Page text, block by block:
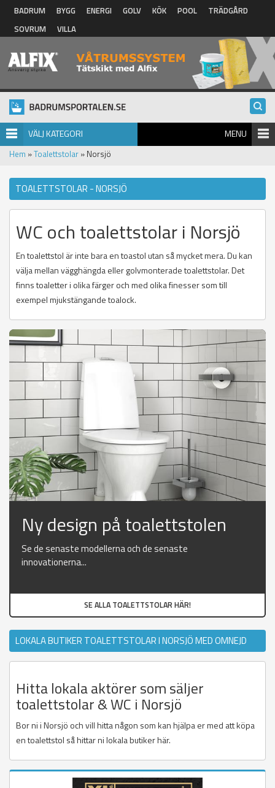
Hoppa till huvudinnehåll
BADRUM BYGG ENERGI GOLV KÖK POOL
TRÄDGÅRD
SOVRUM
VILLA
VÄLJ KATEGORI MENU
Hem »Toalettstolar » Norsjö
TOALETTSTOLAR - NORSJÖ
WC och toalettstolar i Norsjö
En toalettstol är inte bara en toastol utan så mycket mera. Du kan
välja mellan vägghängda eller golvmonterade toalettstolar. Det
finns toaletter i olika färger och med olika finesser som till
exempel mjukstängande toalock.
Ny design på toalettstolen
Se de senaste modellerna och de senaste
innovationerna...
SE ALLA TOALETTSTOLAR HÄR!
LOKALA BUTIKER TOALETTSTOLAR I NORSJÖ MED OMNEJD
Hitta lokala aktörer som säljer
toalettstolar & WC i Norsjö
Bor ni i Norsjö och vill hitta någon som kan hjälpa er med att köpa
en toalettstol så hittar ni lokala butiker här.